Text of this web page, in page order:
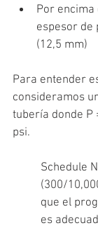
Por encima
espesor de
(12,5 mm)
Para entender
consideramos
tubería donde P
psi.
Schedule
(300/
que el
es